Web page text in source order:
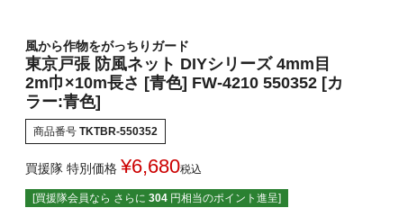
風から作物をがっちりガード
東京戸張 防風ネット DIYシリーズ 4mm目
2m巾×10m長さ [青色] FW-4210 550352 [カ
ラー:青色]
商品番号 TKTBR-550352
買援隊 特別価格 ¥6,680税込
[買援隊会員なら さらに 304 円相当のポイント進呈]